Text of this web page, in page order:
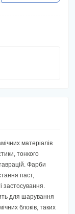
матеріалів
тонкого
Фарби
паст,
застосування.
для шарування
блоків, таких